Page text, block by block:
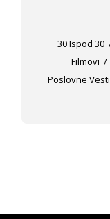
30 Ispod 30
Filmovi
Poslovne Vesti